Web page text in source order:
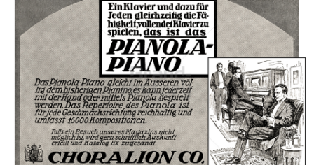
CHORALION CO., Berlin Choralion Co., Berlin 1911